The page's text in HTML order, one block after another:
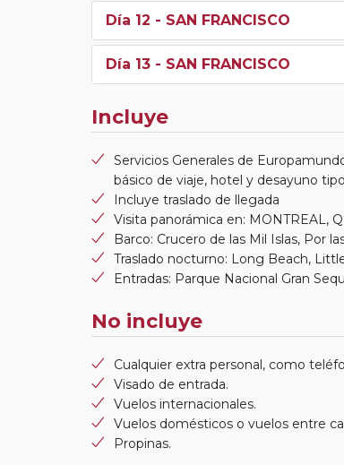
Día 12 - SAN FRANCISCO
Día 13 - SAN FRANCISCO
Incluye
Servicios Generales de
básico de viaje, hotel y desayuno
Incluye traslado de llegada
Visita panorámica en: MONTREAL,
Barco: Crucero de las Mil Islas, Por
Traslado nocturno: Long Beach,
Entradas: Parque Nacional Gran
No incluye
Cualquier extra personal, como
Visado de entrada.
Vuelos internacionales.
Vuelos domésticos o vuelos entre
Propinas.